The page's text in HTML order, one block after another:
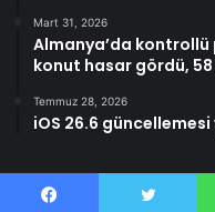
Mart 31, 2026
Almanya’da
konut hasar gördü, 58
Temmuz 28, 2026
iOS 26.6